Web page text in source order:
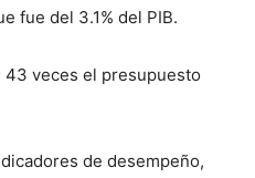
fue del 3.1% del PIB.
43 veces el presupuesto
de desempeño,